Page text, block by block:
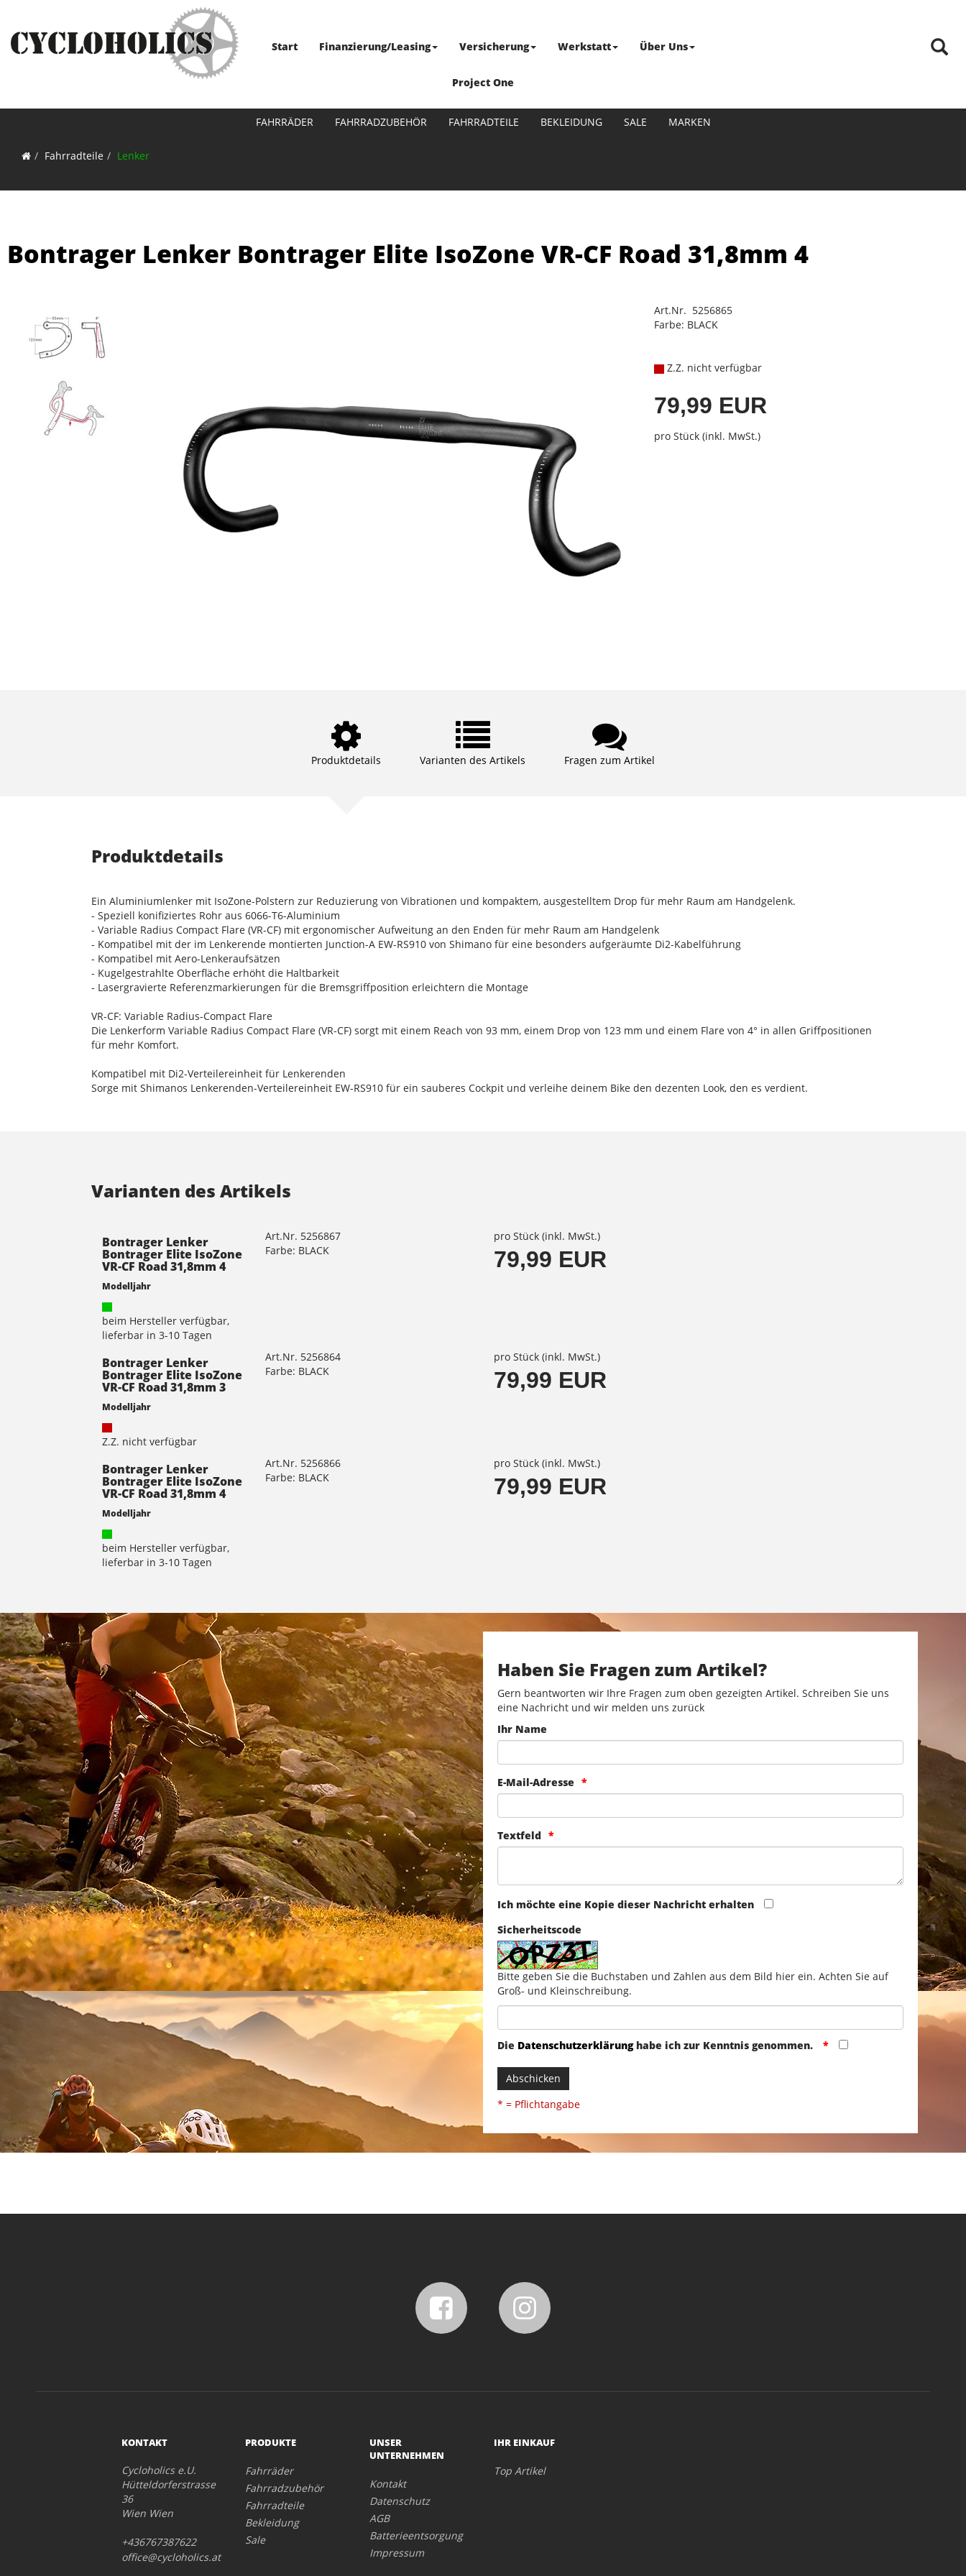
Start Finanzierung/Leasing Versicherung Werkstatt Über Uns
Project One
FAHRRÄDER FAHRRADZUBEHÖR FAHRRADTEILE BEKLEIDUNG SALE MARKEN
Fahrradteile Lenker
Bontrager Lenker Bontrager Elite IsoZone VR-CF Road 31,8mm 4
Art.Nr. 5256865
Farbe: BLACK
Z.Z. nicht verfügbar
79,99 EUR
pro Stück (inkl. MwSt.)
Produktdetails Varianten des Artikels Fragen zum Artikel
Produktdetails
Ein Aluminiumlenker mit IsoZone-Polstern zur Reduzierung von Vibrationen und kompaktem, ausgestelltem Drop für mehr Raum am Handgelenk.
- Speziell konifiziertes Rohr aus 6066-T6-Aluminium
- Variable Radius Compact Flare (VR-CF) mit ergonomischer Aufweitung an den Enden für mehr Raum am Handgelenk
- Kompatibel mit der im Lenkerende montierten Junction-A EW-RS910 von Shimano für eine besonders aufgeräumte Di2-Kabelführung
- Kompatibel mit Aero-Lenkeraufsätzen
- Kugelgestrahlte Oberfläche erhöht die Haltbarkeit
- Lasergravierte Referenzmarkierungen für die Bremsgriffposition erleichtern die Montage
VR-CF: Variable Radius-Compact Flare
Die Lenkerform Variable Radius Compact Flare (VR-CF) sorgt mit einem Reach von 93 mm, einem Drop von 123 mm und einem Flare von 4° in allen Griffpositionen
für mehr Komfort.
Kompatibel mit Di2-Verteilereinheit für Lenkerenden
Sorge mit Shimanos Lenkerenden-Verteilereinheit EW-RS910 für ein sauberes Cockpit und verleihe deinem Bike den dezenten Look, den es verdient.
Varianten des Artikels
Bontrager Lenker
Bontrager Elite IsoZone
VR-CF Road 31,8mm 4
Modelljahr
beim Hersteller verfügbar,
lieferbar in 3-10 Tagen
Art.Nr. 5256867
Farbe: BLACK
pro Stück (inkl. MwSt.)
79,99 EUR
Bontrager Lenker
Bontrager Elite IsoZone
VR-CF Road 31,8mm 3
Modelljahr
Z.Z. nicht verfügbar
Art.Nr. 5256864
Farbe: BLACK
pro Stück (inkl. MwSt.)
79,99 EUR
Bontrager Lenker
Bontrager Elite IsoZone
VR-CF Road 31,8mm 4
Modelljahr
beim Hersteller verfügbar,
lieferbar in 3-10 Tagen
Art.Nr. 5256866
Farbe: BLACK
pro Stück (inkl. MwSt.)
79,99 EUR
Haben Sie Fragen zum Artikel?
Gern beantworten wir Ihre Fragen zum oben gezeigten Artikel. Schreiben Sie uns
eine Nachricht und wir melden uns zurück
Ihr Name
E-Mail-Adresse
Textfeld
Ich möchte eine Kopie dieser Nachricht erhalten
Sicherheitscode
Bitte geben Sie die Buchstaben und Zahlen aus dem Bild hier ein. Achten Sie auf
Groß- und Kleinschreibung.
Die Datenschutzerklärunghabe ich zur Kenntnis genommen.
Abschicken
* = Pflichtangabe
KONTAKT
Cycloholics e.U.
Hütteldorferstrasse
36
Wien Wien
+436767387622
office@cycloholics.at
PRODUKTE
Fahrräder
Fahrradzubehör
Fahrradteile
Bekleidung
Sale
UNSER
UNTERNEHMEN
Kontakt
Datenschutz
AGB
Batterieentsorgung
Impressum
IHR EINKAUF
Top Artikel